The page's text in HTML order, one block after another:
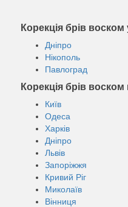
Корекція брів воском
Дніпро
Нікополь
Павлоград
Корекція брів воском
Київ
Одеса
Харків
Дніпро
Львів
Запоріжжя
Кривий Ріг
Миколаїв
Вінниця